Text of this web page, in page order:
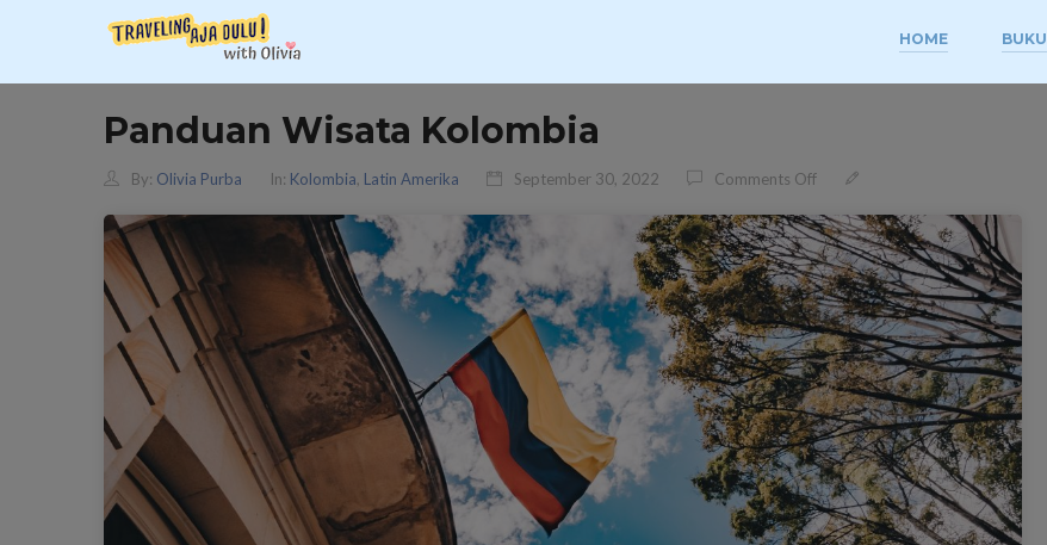
HOME BUKU
Panduan Wisata Kolombia
By: Olivia Purba In: Kolombia, Latin Amerika September 30, 2022 Comments OffOn Panduan Wisata Kolombia